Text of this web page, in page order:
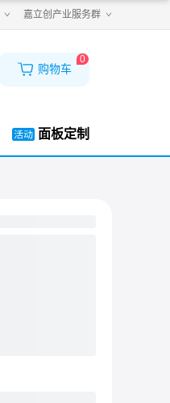
嘉立创产业服务群
购物车
0
面板定制